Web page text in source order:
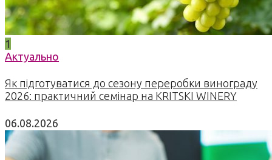
1
Актуально
Як підготуватися до сезону переробки винограду
2026: практичний семінар на KRITSKI WINERY
06.08.2026